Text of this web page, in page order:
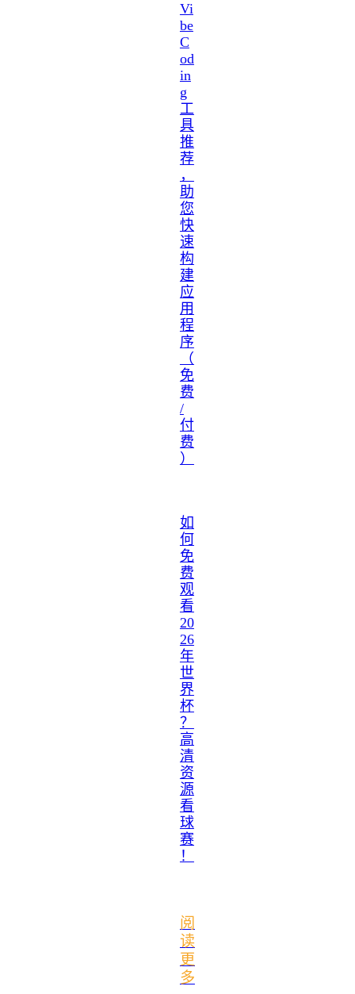
Vi
be
C
od
in
g
工
具
推
荐
，
助
您
快
速
构
建
应
用
程
序
（
免
费
/
付
费
）
如
何
免
费
观
看
20
26
年
世
界
杯
？
高
清
资
源
看
球
赛
！
阅
读
更
多